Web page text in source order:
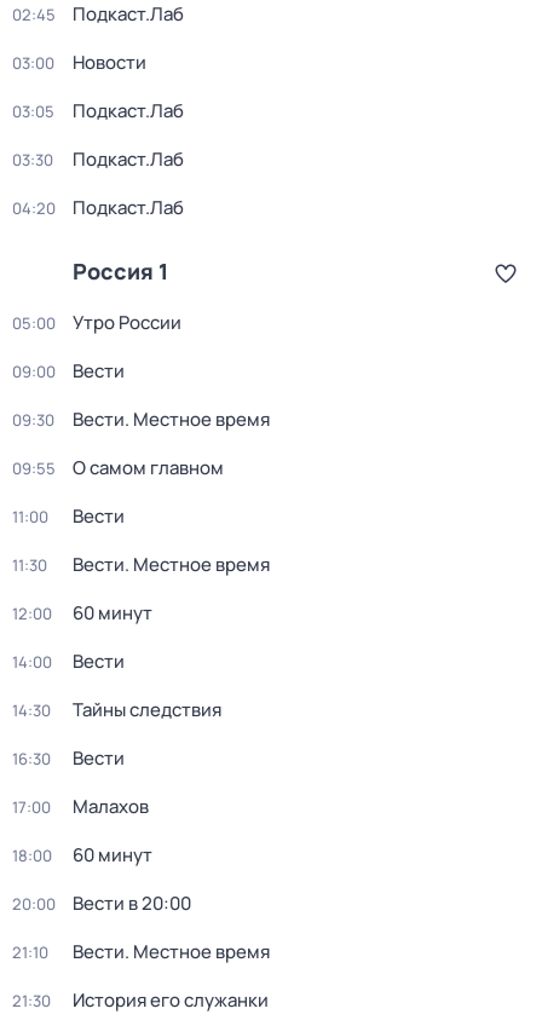
02:45 Подкаст.Лаб
03:00 Новости
03:05 Подкаст.Лаб
03:30 Подкаст.Лаб
04:20 Подкаст.Лаб
Россия 1
05:00 Утро России
09:00 Вести
09:30 Вести. Местное время
09:55 О самом главном
11:00 Вести
11:30 Вести. Местное время
12:00 60 минут
14:00 Вести
14:30 Тайны следствия
16:30 Вести
17:00 Малахов
18:00 60 минут
20:00 Вести в 20:00
21:10 Вести. Местное время
21:30 История его служанки